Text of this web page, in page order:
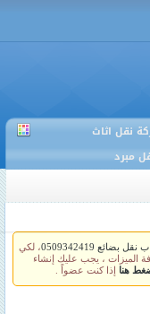
نقل اثاث
مبرد
0509342419
، لكي
الميزات ، يجب عليك إنشاء
هنا إذا كنت عضواً .